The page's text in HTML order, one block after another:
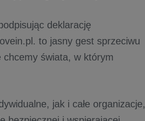
deklarację
to jasny gest sprzeciwu
świata, w którym
jak i całe organizacje,